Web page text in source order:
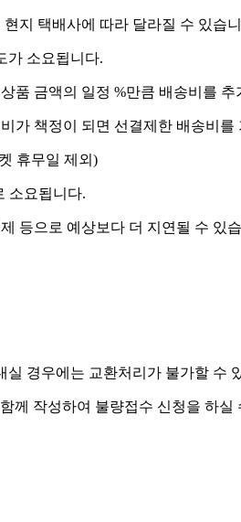
지 택배사에 따라 달라질 수 있습
가 소요됩니다.
품 금액의 일정 %만큼 배송비를 추
가 책정이 되면 선결제한 배송비를
휴무일 제외)
소요됩니다.
등으로 예상보다 더 지연될 수 있
경우에는 교환처리가 불가할 수
께 작성하여 불량접수 신청을 하실